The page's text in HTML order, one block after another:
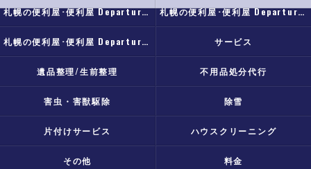
札幌の便利屋･便利屋 Departureの口コミ情報 札幌の便利屋･便利屋 Departureの評判
札幌の便利屋･便利屋 Departureのお客様の声 サービス
遺品整理/生前整理 不用品処分代行
害虫・害獣駆除 除雪
片付けサービス ハウスクリーニング
その他 料金